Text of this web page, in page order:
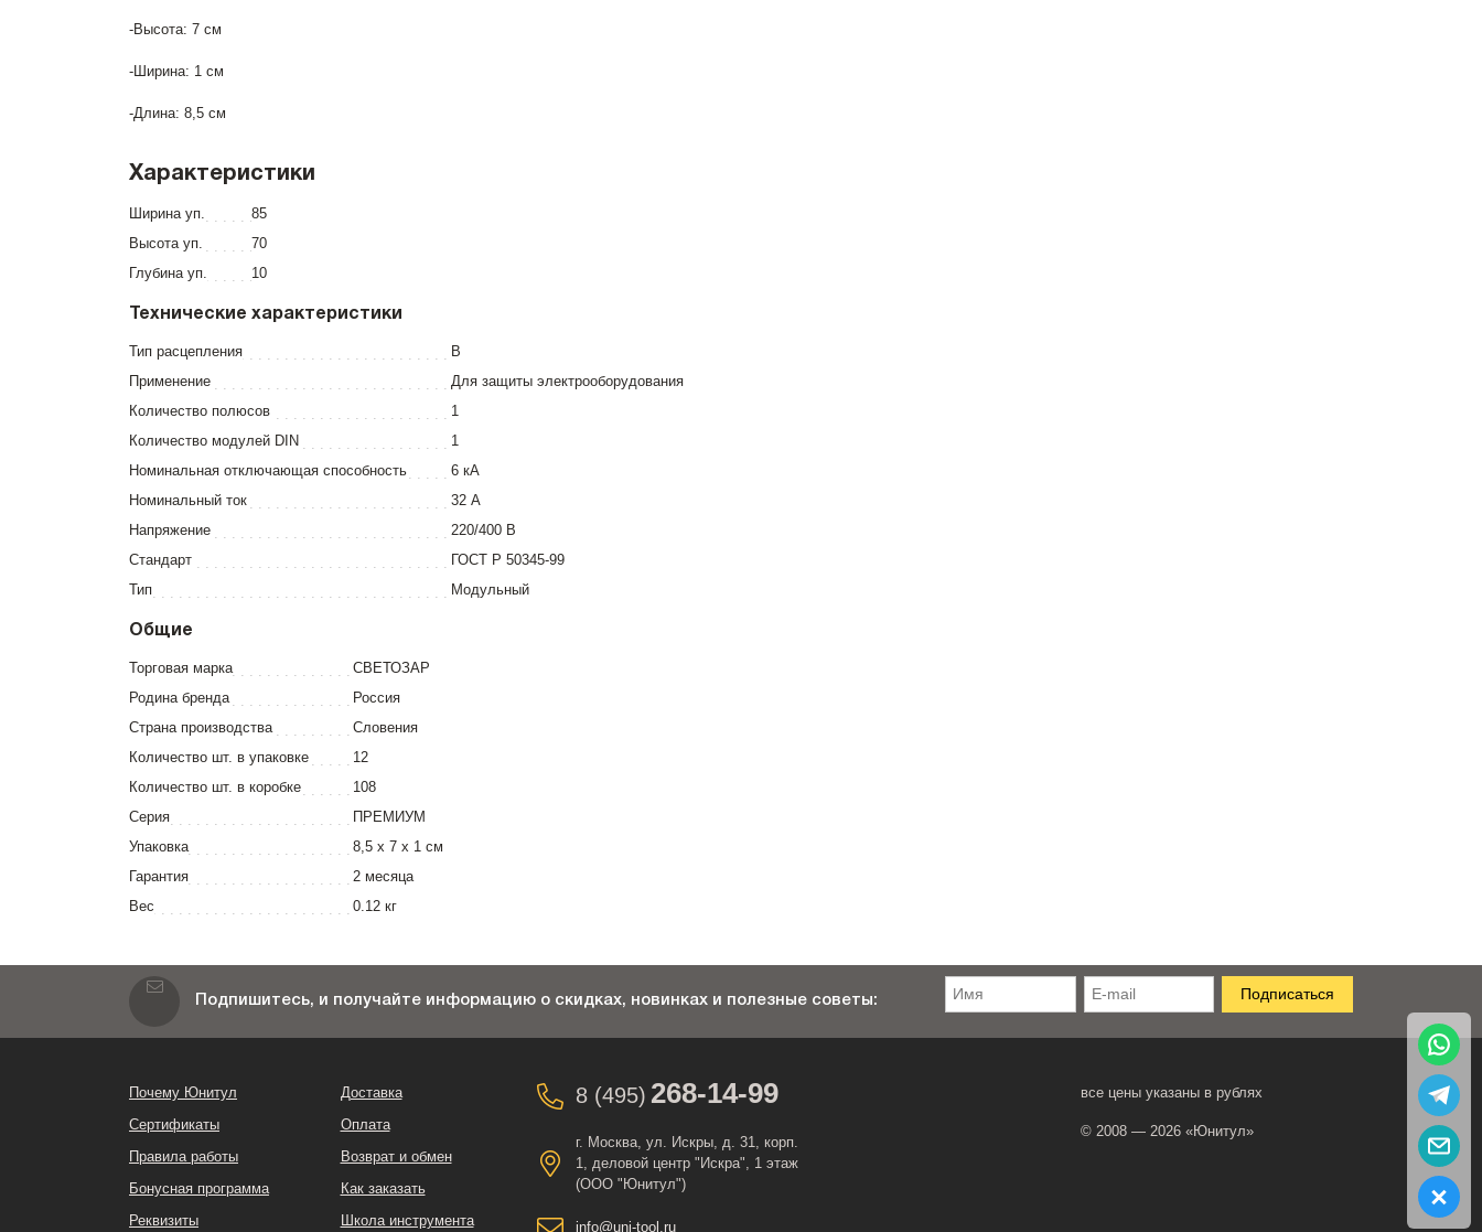
-Высота: 7 см
-Ширина: 1 см
-Длина: 8,5 см
Характеристики
Ширина уп.
85
Высота уп.
70
Глубина уп.
10
Технические характеристики
Тип расцепления
В
Применение
Для защиты электрооборудования
Количество полюсов
1
Количество модулей DIN
1
Номинальная отключающая способность
6 кА
Номинальный ток
32 А
Напряжение
220/400 В
Стандарт
ГОСТ Р 50345-99
Тип
Модульный
Общие
Торговая марка
СВЕТОЗАР
Родина бренда
Россия
Страна производства
Словения
Количество шт. в упаковке
12
Количество шт. в коробке
108
Серия
ПРЕМИУМ
Упаковка
8,5 x 7 x 1 см
Гарантия
2 месяца
Вес
0.12 кг
Подпишитесь, и получайте информацию о скидках, новинках и полезные советы:
Почему Юнитул
Сертификаты
Правила работы
Бонусная программа
Реквизиты
Доставка
Оплата
Возврат и обмен
Как заказать
Школа инструмента
8 (495) 268-14-99
г. Москва, ул. Искры, д. 31, корп.
1, деловой центр "Искра", 1 этаж
(ООО "Юнитул")
info@uni-tool.ru
все цены указаны в рублях
© 2008 — 2026 «Юнитул»